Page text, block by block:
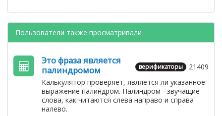
Пользователи также просматривали
21409
верификаторы
Это фраза является
палиндромом
Калькулятор проверяет, является ли указанное
выражение палиндром. Палиндром - звучащие
слова, как читаются слева направо и справа
налево.